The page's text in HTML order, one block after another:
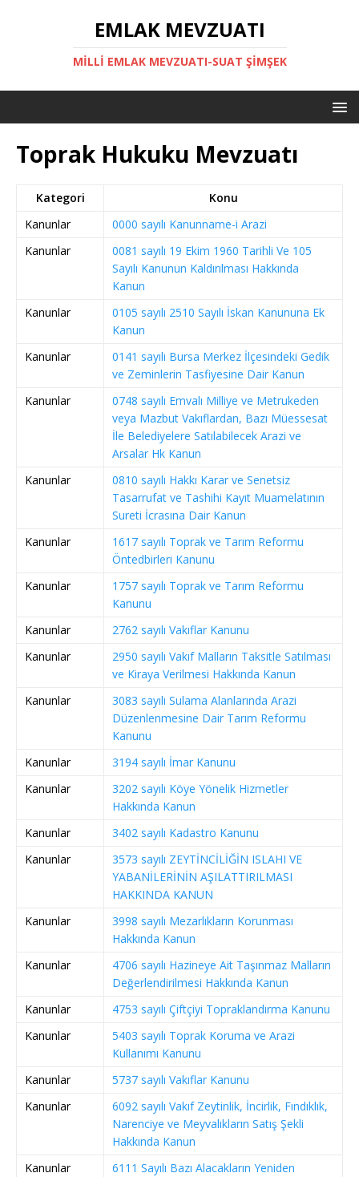
EMLAK MEVZUATI
MILLI EMLAK MEVZUATI-SUAT ŞİMŞEK
Toprak Hukuku Mevzuatı
Kategori
Konu
Kanunlar
0000 sayılı Kanunname-i Arazi
Kanunlar
0081 sayılı 19 Ekim 1960 Tarihli Ve 105
Sayılı Kanunun Kaldırılması Hakkında
Kanun
Kanunlar
0105 sayılı 2510 Sayılı İskan Kanununa Ek
Kanun
Kanunlar
0141 sayılı Bursa Merkez İlçesindeki Gedik
ve Zeminlerin Tasfiyesine Dair Kanun
Kanunlar
0748 sayılı Emvalı Milliye ve Metrukeden
veya Mazbut Vakıflardan, Bazı Müessesat
İle Belediyelere Satılabilecek Arazi ve
Arsalar Hk Kanun
Kanunlar
0810 sayılı Hakkı Karar ve Senetsiz
Tasarrufat ve Tashihi Kayıt Muamelatının
Sureti İcrasına Dair Kanun
Kanunlar
1617 sayılı Toprak ve Tarım Reformu
Öntedbirleri Kanunu
Kanunlar
1757 sayılı Toprak ve Tarım Reformu
Kanunu
Kanunlar
2762 sayılı Vakıflar Kanunu
Kanunlar
2950 sayılı Vakıf Malların Taksitle Satılması
ve Kiraya Verilmesi Hakkında Kanun
Kanunlar
3083 sayılı Sulama Alanlarında Arazi
Düzenlenmesine Dair Tarım Reformu
Kanunu
Kanunlar
3194 sayılı İmar Kanunu
Kanunlar
3202 sayılı Köye Yönelik Hizmetler
Hakkında Kanun
Kanunlar
3402 sayılı Kadastro Kanunu
Kanunlar
3573 sayılı ZEYTİNCİLİĞİN ISLAHI VE
YABANİLERİNİN AŞILATTIRILMASI
HAKKINDA KANUN
Kanunlar
3998 sayılı Mezarlıkların Korunması
Hakkında Kanun
Kanunlar
4706 sayılı Hazineye Ait Taşınmaz Malların
Değerlendirilmesi Hakkında Kanun
Kanunlar
4753 sayılı Çiftçiyi Topraklandırma Kanunu
Kanunlar
5403 sayılı Toprak Koruma ve Arazi
Kullanımı Kanunu
Kanunlar
5737 sayılı Vakıflar Kanunu
Kanunlar
6092 sayılı Vakıf Zeytinlik, İncirlik, Fındıklık,
Narenciye ve Meyvalıkların Satış Şekli
Hakkında Kanun
Kanunlar
6111 Sayılı Bazı Alacakların Yeniden